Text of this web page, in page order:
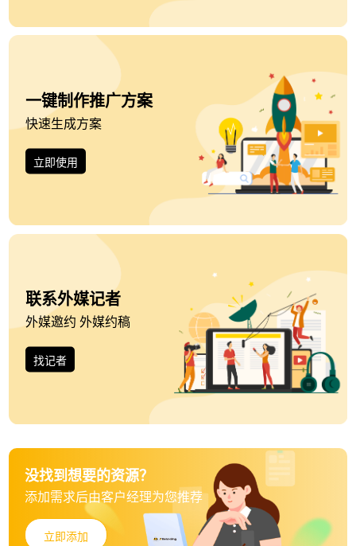
一键制作推广方案
快速生成方案
立即使用
联系外媒记者
外媒邀约 外媒约稿
找记者
没找到想要的资源？
添加需求后由客户经理为您推荐
立即添加